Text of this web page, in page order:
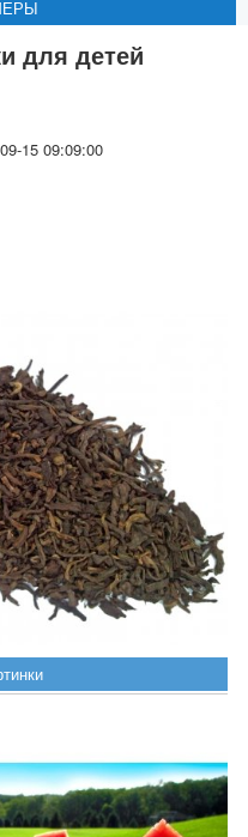
для детей
15 09:09:00